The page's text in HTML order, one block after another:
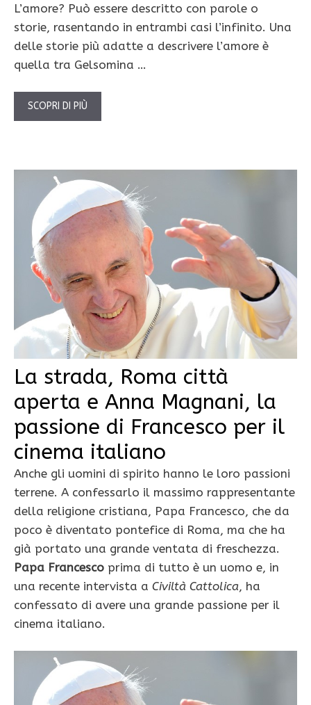
L’amore? Può essere descritto con parole o
storie, rasentando in entrambi casi l’infinito. Una
delle storie più adatte a descrivere l’amore è
quella tra Gelsomina …
SCOPRI DI PIÙ
La strada, Roma città
aperta e Anna Magnani, la
passione di Francesco per il
cinema italiano
Anche gli uomini di spirito hanno le loro passioni
terrene. A confessarlo il massimo rappresentante
della religione cristiana, Papa Francesco, che da
poco è diventato pontefice di Roma, ma che ha
già portato una grande ventata di freschezza.
Papa Francesco prima di tutto è un uomo e, in
una recente intervista a Civiltà Cattolica, ha
confessato di avere una grande passione per il
cinema italiano.